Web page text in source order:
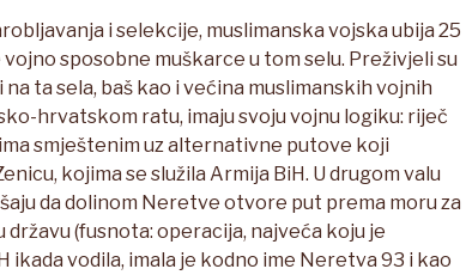
i selekcije, muslimanska vojska ubija 25
sposobne muškarce u tom selu. Preživjeli su
ta sela, baš kao i većina muslimanskih vojnih
hrvatskom ratu, imaju svoju vojnu logiku: riječ
smještenim uz alternativne putove koji
kojima se služila Armija BiH. U drugom valu
da dolinom Neretve otvore put prema moru za
državu (fusnota: operacija, najveća koju je
ikada vodila, imala je kodno ime Neretva 93 i kao